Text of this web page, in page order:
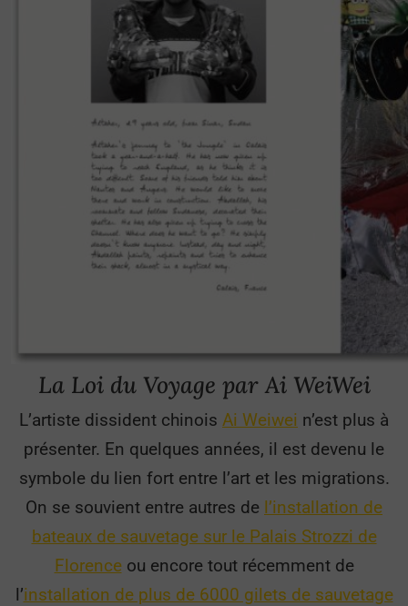
La Loi du Voyage par Ai WeiWei
L’artiste dissident chinois Ai Weiwei n’est plus à
présenter. En quelques années, il est devenu le
symbole du lien fort entre l’art et les migrations.
On se souvient entre autres de l’installation de
bateaux de sauvetage sur le Palais Strozzi de
Florence ou encore tout récemment de
l’installation de plus de 6000 gilets de sauvetage